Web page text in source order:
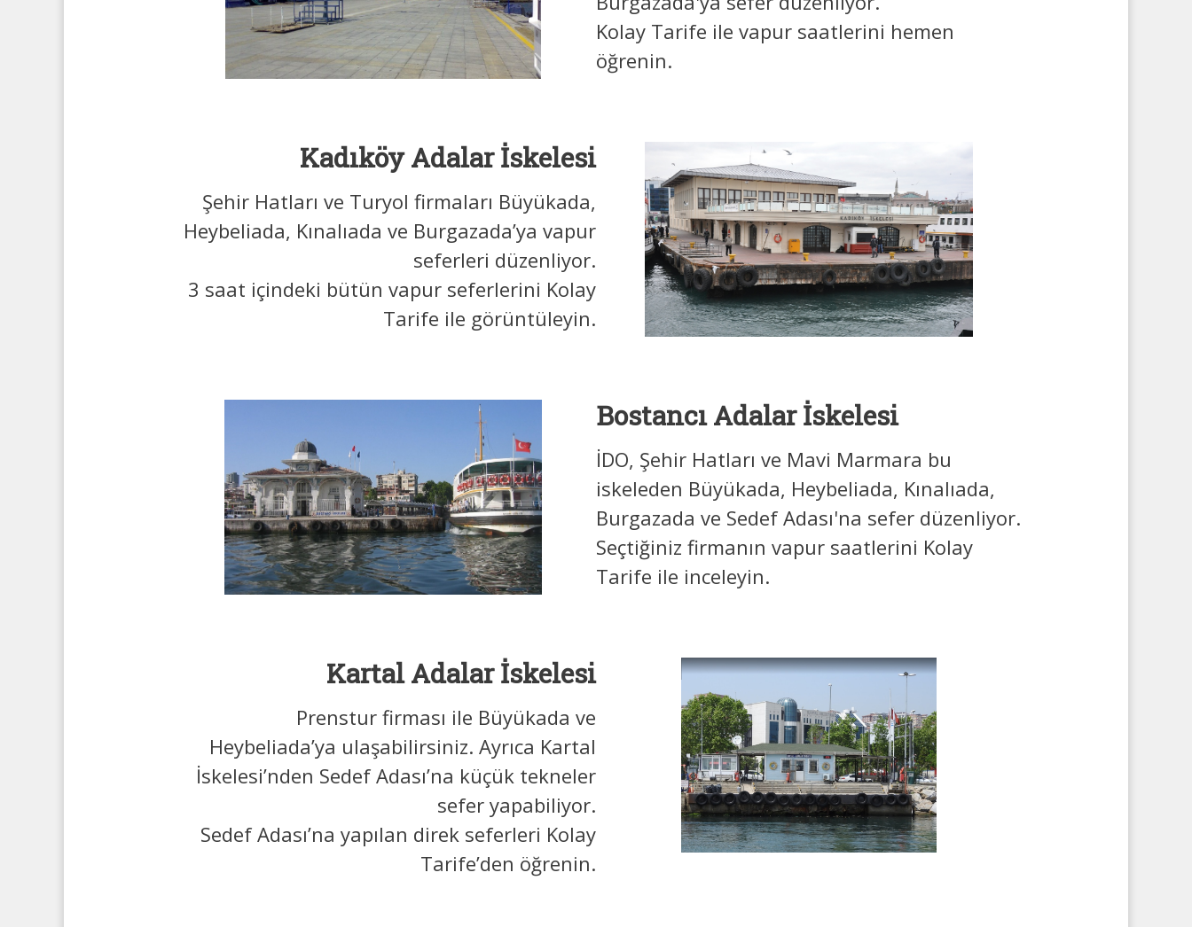
Kolay Tarife ile vapur saatlerini hemen
öğrenin.
Kadıköy Adalar İskelesi
Şehir Hatları ve Turyol firmaları Büyükada,
Heybeliada, Kınalıada ve Burgazada’ya vapur
seferleri düzenliyor.
3 saat içindeki bütün vapur seferlerini Kolay
Tarife ile görüntüleyin.
Bostancı Adalar İskelesi
İDO, Şehir Hatları ve Mavi Marmara bu
iskeleden Büyükada, Heybeliada, Kınalıada,
Burgazada ve Sedef Adası'na sefer düzenliyor.
Seçtiğiniz firmanın vapur saatlerini Kolay
Tarife ile inceleyin.
Kartal Adalar İskelesi
Prenstur firması ile Büyükada ve
Heybeliada’ya ulaşabilirsiniz. Ayrıca Kartal
İskelesi’nden Sedef Adası’na küçük tekneler
sefer yapabiliyor.
Sedef Adası’na yapılan direk seferleri Kolay
Tarife’den öğrenin.